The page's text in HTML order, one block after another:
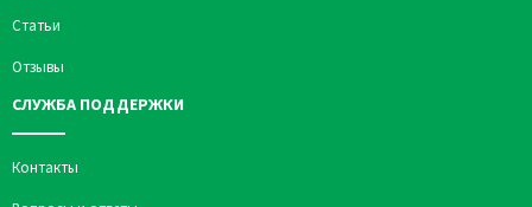
Статьи
Отзывы
СЛУЖБА ПОДДЕРЖКИ
Контакты